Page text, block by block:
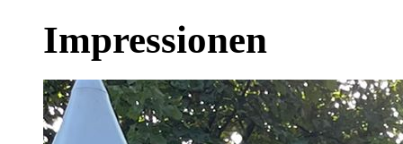
Impressionen